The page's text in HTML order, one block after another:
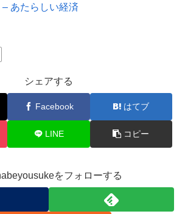
– あたらしい経済
シェアする
Facebook はてブ
LINE コピー
をフォローする